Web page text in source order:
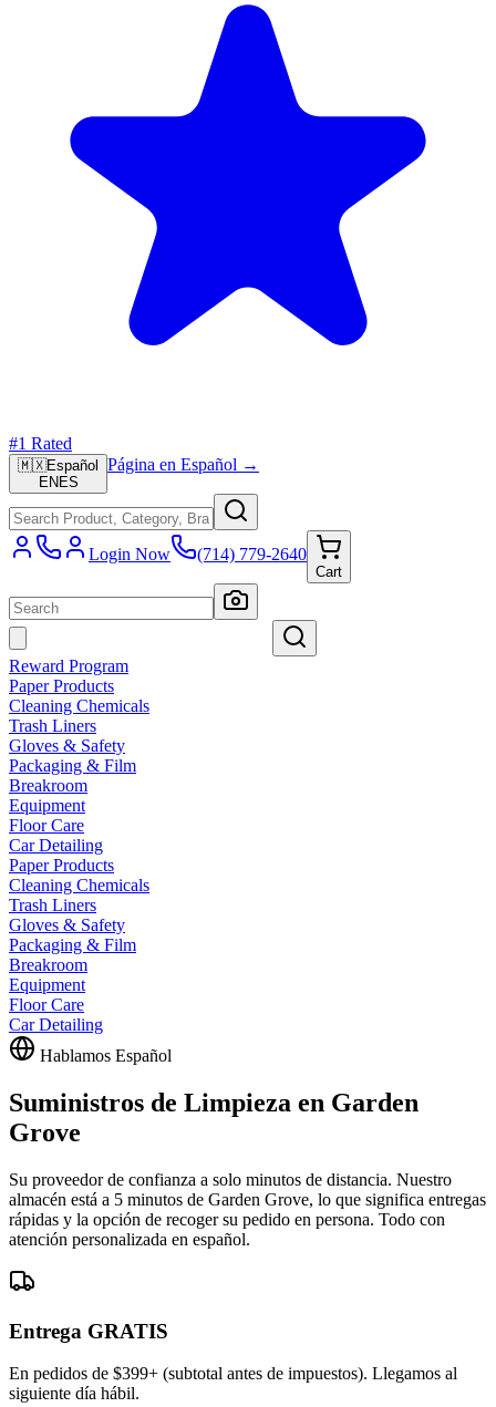
#1 Rated
🇲🇽Español
EN ES
Página en Español →
Login Now (714) 779-2640
Cart
Reward Program
Paper Products
Cleaning Chemicals
Trash Liners
Gloves & Safety
Packaging & Film
Breakroom
Equipment
Floor Care
Car Detailing
Paper Products
Cleaning Chemicals
Trash Liners
Gloves & Safety
Packaging & Film
Breakroom
Equipment
Floor Care
Car Detailing
Hablamos Español
Suministros de Limpieza en Garden
Grove
Su proveedor de confianza a solo minutos de distancia. Nuestro
almacén está a 5 minutos de Garden Grove, lo que significa entregas
rápidas y la opción de recoger su pedido en persona. Todo con
atención personalizada en español.
Entrega GRATIS
En pedidos de $399+ (subtotal antes de impuestos). Llegamos al
siguiente día hábil.